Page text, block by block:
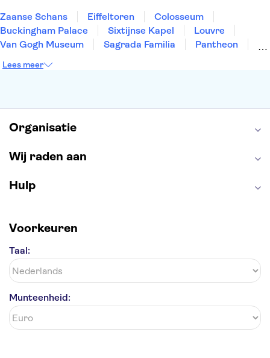
Zaanse Schans Eiffeltoren
Colosseum
Buckingham Palace
Sixtijnse Kapel
Louvre
Van Gogh Museum
Sagrada Familia
Pantheon
Keukenhof
Lees meer
Organisatie
Wij raden aan
Hulp
Voorkeuren
Taal:
Munteenheid: